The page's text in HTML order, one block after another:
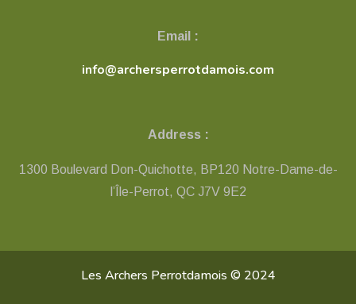
Email :
info@archersperrotdamois.com
Address :
1300 Boulevard Don-Quichotte, BP120 Notre-Dame-de-
l’Île-Perrot, QC ​J7V 9E2
Les Archers Perrotdamois © 2024